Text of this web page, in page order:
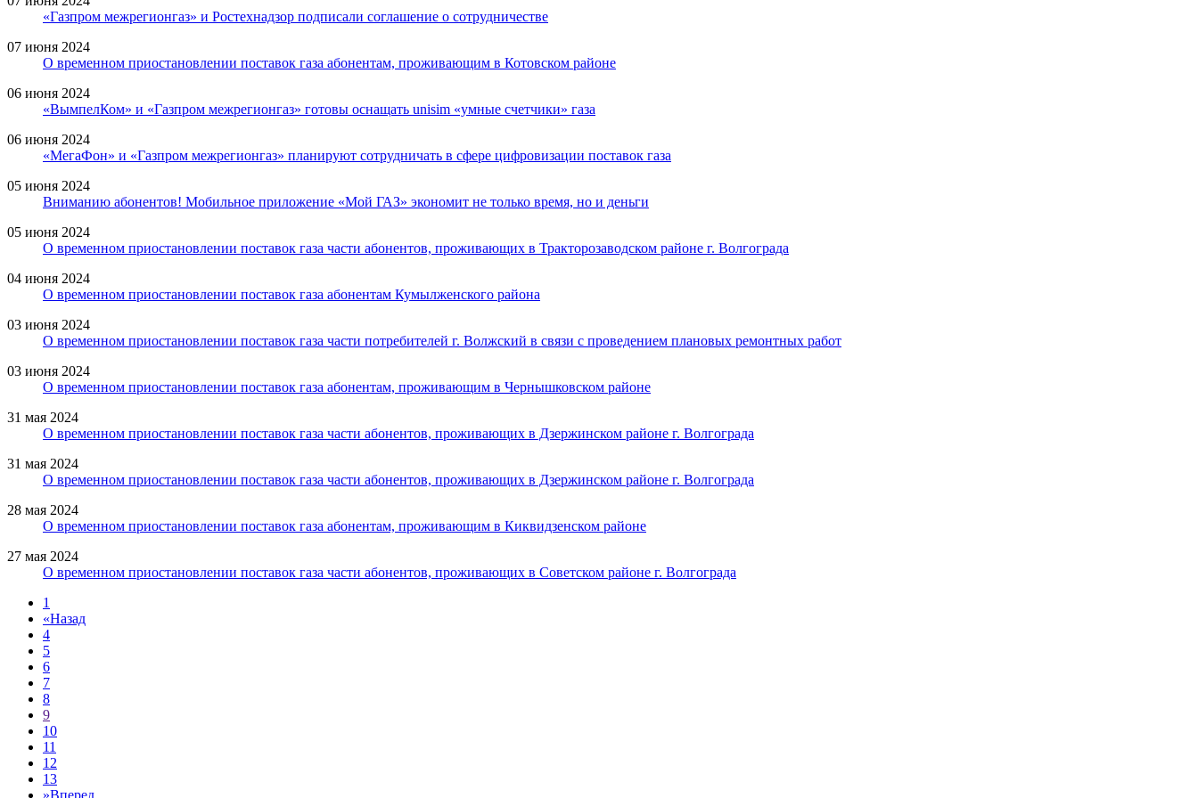
«Газпром межрегионгаз» и Ростехнадзор подписали соглашение о сотрудничестве
07 июня 2024
О временном приостановлении поставок газа абонентам, проживающим в Котовском районе
06 июня 2024
«ВымпелКом» и «Газпром межрегионгаз» готовы оснащать unisim «умные счетчики» газа
06 июня 2024
«МегаФон» и «Газпром межрегионгаз» планируют сотрудничать в сфере цифровизации поставок газа
05 июня 2024
Вниманию абонентов! Мобильное приложение «Мой ГАЗ» экономит не только время, но и деньги
05 июня 2024
О временном приостановлении поставок газа части абонентов, проживающих в Тракторозаводском районе г. Волгограда
04 июня 2024
О временном приостановлении поставок газа абонентам Кумылженского района
03 июня 2024
О временном приостановлении поставок газа части потребителей г. Волжский в связи с проведением плановых ремонтных работ
03 июня 2024
О временном приостановлении поставок газа абонентам, проживающим в Чернышковском районе
31 мая 2024
О временном приостановлении поставок газа части абонентов, проживающих в Дзержинском районе г. Волгограда
31 мая 2024
О временном приостановлении поставок газа части абонентов, проживающих в Дзержинском районе г. Волгограда
28 мая 2024
О временном приостановлении поставок газа абонентам, проживающим в Киквидзенском районе
27 мая 2024
О временном приостановлении поставок газа части абонентов, проживающих в Советском районе г. Волгограда
1
«Назад
4
5
6
7
8
9
10
11
12
13
»Вперед